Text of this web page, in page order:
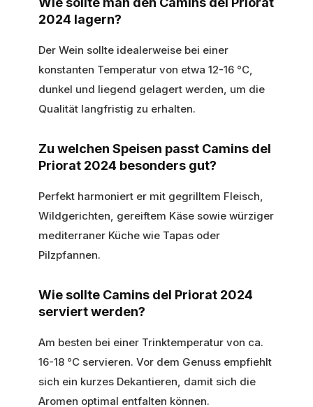
2024 lagern?
Der Wein sollte idealerweise bei einer
konstanten Temperatur von etwa 12-16 °C,
dunkel und liegend gelagert werden, um die
Qualität langfristig zu erhalten.
Zu welchen Speisen passt Camins del
Priorat 2024 besonders gut?
Perfekt harmoniert er mit gegrilltem Fleisch,
Wildgerichten, gereiftem Käse sowie würziger
mediterraner Küche wie Tapas oder
Pilzpfannen.
Wie sollte Camins del Priorat 2024
serviert werden?
Am besten bei einer Trinktemperatur von ca.
16-18 °C servieren. Vor dem Genuss empfiehlt
sich ein kurzes Dekantieren, damit sich die
Aromen optimal entfalten können.